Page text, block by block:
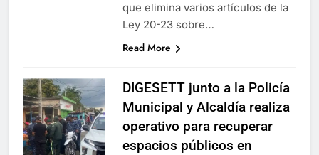
que elimina varios artículos de la
Ley 20-23 sobre…
Read More
DIGESETT junto a la Policía
Municipal y Alcaldía realiza
operativo para recuperar
espacios públicos en